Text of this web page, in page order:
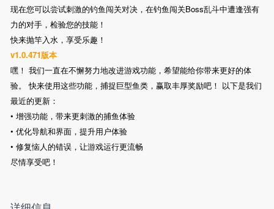
现在您可以尝试刺激的钓鱼闯关对决，在钓鱼闯关Boss乱斗中遭逢强有
力的对手，检验您的技能！
快来抛竿入水，享受乐趣！
v1.0.471版本
嘿！ 我们一直在不懈努力地改进游戏功能，希望能给你带来更好的体
验。 快来使用这些功能，捕捉巨型鱼类，赢取丰厚奖励吧！ 以下是我们
最近的更新：
• 增强功能，带来更刺激的捕鱼体验
• 优化导航和界面，提升用户体验
• 修复恼人的错误，让游戏运行更流畅
尽情享受吧！